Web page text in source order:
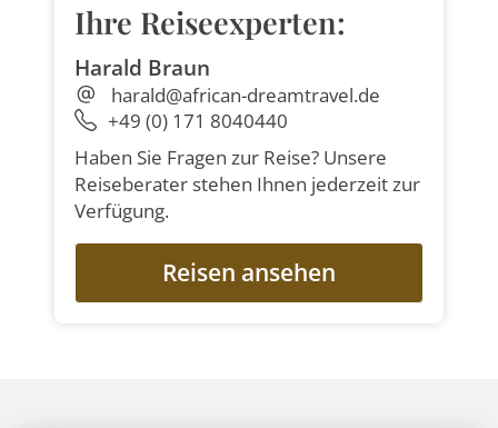
Ihre Reiseexperten:
Harald Braun
harald@african-dreamtravel.de
+49 (0) 171 8040440
Haben Sie Fragen zur Reise? Unsere
Reiseberater stehen Ihnen jederzeit zur
Verfügung.
Reisen ansehen